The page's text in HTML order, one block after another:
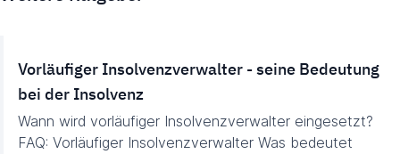
Vorläufiger Insolvenzverwalter - seine Bedeutung
bei der Insolvenz
Wann wird vorläufiger Insolvenzverwalter eingesetzt?
FAQ: Vorläufiger Insolvenzverwalter Was bedeutet